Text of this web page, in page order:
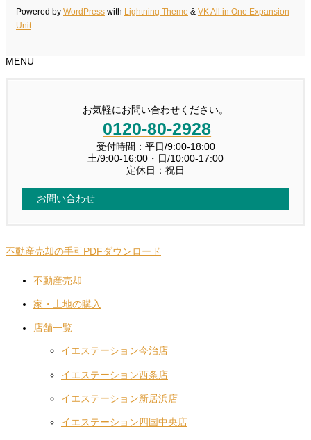
Powered by WordPress with Lightning Theme & VK All in One Expansion
Unit
MENU
お気軽にお問い合わせください。
0120-80-2928
受付時間：平日/9:00-18:00
土/9:00-16:00・日/10:00-17:00
定休日：祝日
お問い合わせ
不動産売却の手引PDFダウンロード
不動産売却
家・土地の購入
店舗一覧
イエステーション今治店
イエステーション西条店
イエステーション新居浜店
イエステーション四国中央店